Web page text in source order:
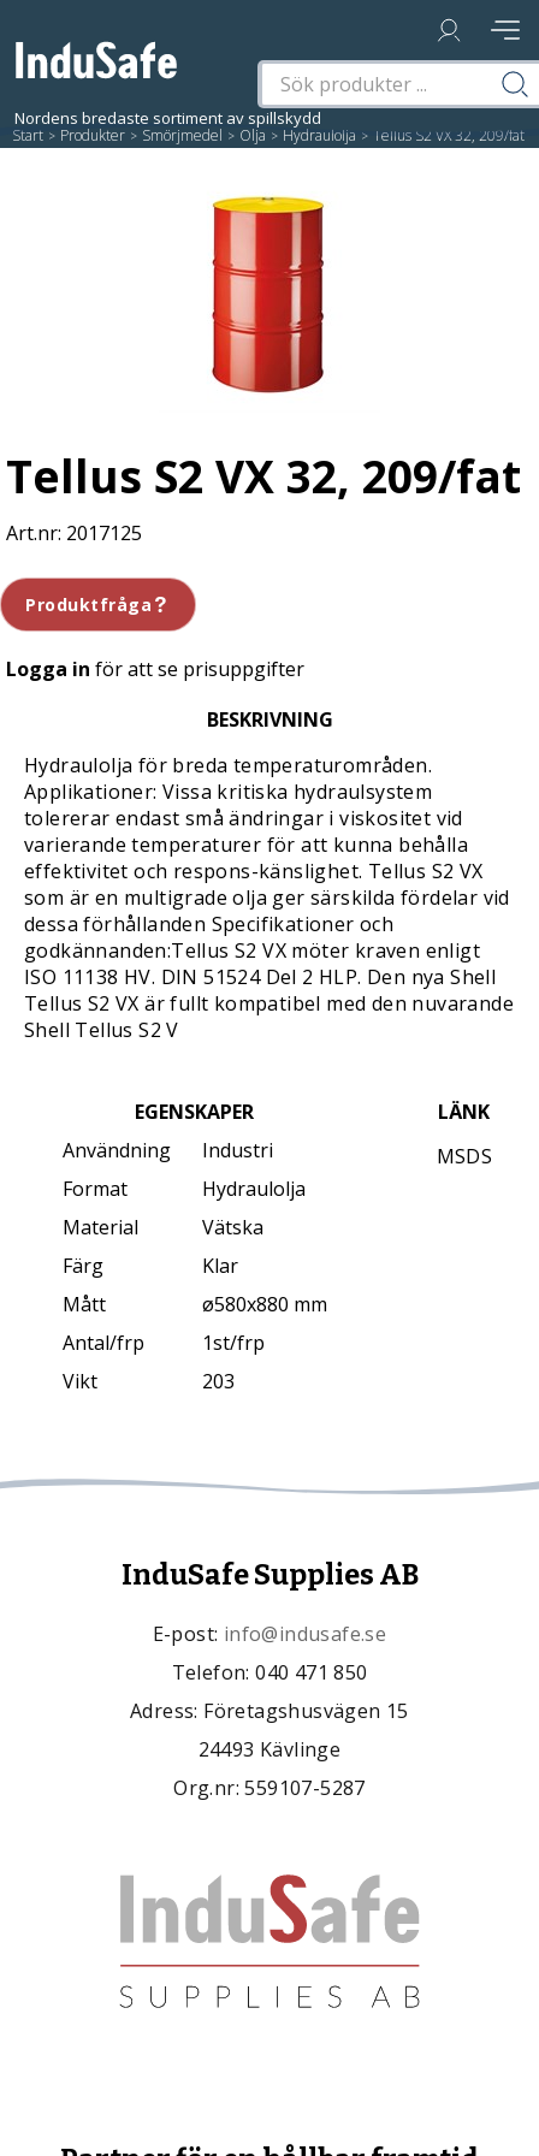
Start / Produkter / Smörjmedel / Olja / Hydraulolja / Tellus S2 VX 32, 209/fat
Tellus S2 VX 32, 209/fat
2017125
Produktfråga
Logga in för att se prisuppgifter
BESKRIVNING
Hydraulolja för breda temperaturområden.
Applikationer: Vissa kritiska hydraulsystem
tolererar endast små ändringar i viskositet vid
varierande temperaturer för att kunna behålla
effektivitet och respons-känslighet. Tellus S2 VX
som är en multigrade olja ger särskilda fördelar vid
dessa förhållanden Specifikationer och
godkännanden:Tellus S2 VX möter kraven enligt
ISO 11138 HV. DIN 51524 Del 2 HLP. Den nya Shell
Tellus S2 VX är fullt kompatibel med den nuvarande
Shell Tellus S2 V
EGENSKAPER
Användning
Industri
Format
Hydraulolja
Material
Vätska
Färg
Klar
Mått
ø580x880 mm
Antal/frp
1st/frp
Vikt
203
LÄNK
MSDS
InduSafe Supplies AB
E-post: info@indusafe.se
Telefon: 040 471 850
Adress: Företagshusvägen 15
24493 Kävlinge
Org.nr: 559107-5287